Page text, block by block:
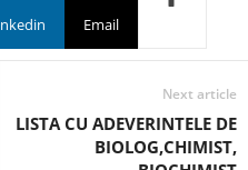
Email
Next article
LISTA CU ADEVERINTELE DE
BIOLOG,CHIMIST,